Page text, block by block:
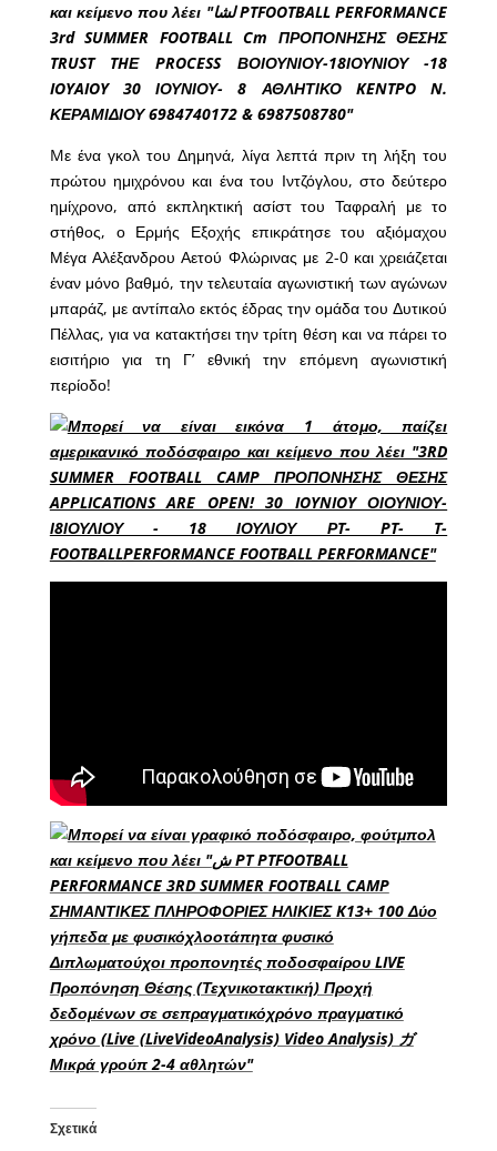
Mε ένα γκολ του Δημηνά, λίγα λεπτά πριν τη λήξη του
πρώτου ημιχρόνου και ένα του Ιντζόγλου, στο δεύτερο
ημίχρονο, από εκπληκτική ασίστ του Ταφραλή με το
στήθος, ο Ερμής Εξοχής επικράτησε του αξιόμαχου
Μέγα Αλέξανδρου Αετού Φλώρινας με 2-0 και χρειάζεται
έναν μόνο βαθμό, την τελευταία αγωνιστική των αγώνων
μπαράζ, με αντίπαλο εκτός έδρας την ομάδα του Δυτικού
Πέλλας, για να κατακτήσει την τρίτη θέση και να πάρει το
εισιτήριο για τη Γ’ εθνική την επόμενη αγωνιστική
περίοδο!
Σχετικά